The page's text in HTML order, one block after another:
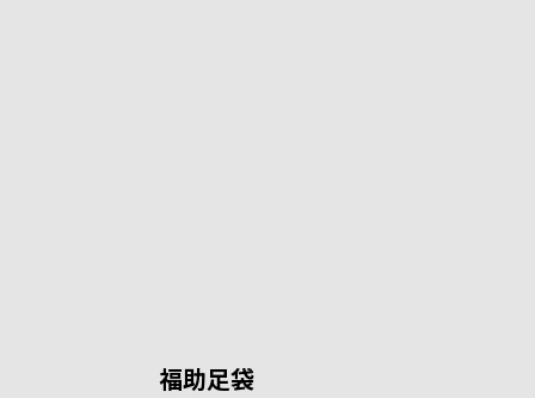
福助足袋